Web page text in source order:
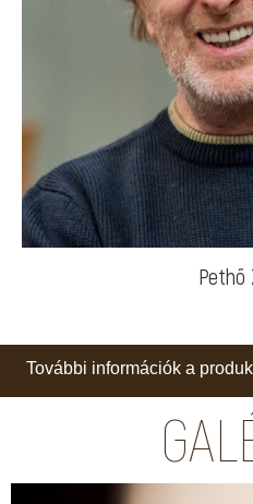
Pethő
További információk a